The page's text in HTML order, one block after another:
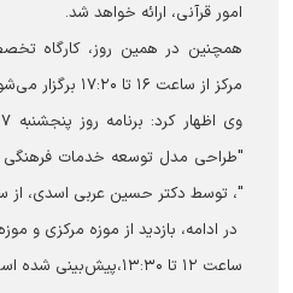
امور قرآنی، ارائه خواهد شد.
همچنین در همین روز، کارگاه
مرکز از ساعت ۱۶ تا ۱۷:۲۰ برگزار می‌شود.
"طراحی مدل توسعه خدمات فرهنگی
"، توسط دکتر حسین عربی اسدی، از ساعت ۸ تا
در ادامه، بازدید از موزه مرکزی و
ساعت ۱۲ تا ۱۳:۳۰،پیش‌بینی شده است.